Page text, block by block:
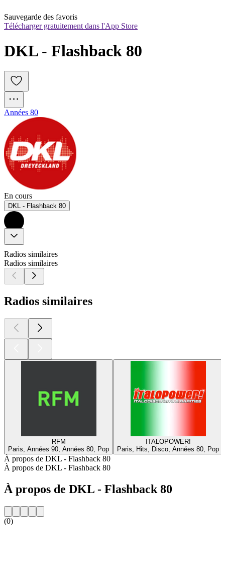
Sauvegarde des favoris
Télécharger gratuitement dans l'App Store
DKL - Flashback 80
Années 80
En cours
DKL - Flashback 80
Radios similaires
Radios similaires
Radios similaires
RFM
Paris, Années 90, Années 80, Pop
ITALOPOWER!
Paris, Hits, Disco, Années 80, Pop
À propos de DKL - Flashback 80
À propos de DKL - Flashback 80
À propos de DKL - Flashback 80
(0)